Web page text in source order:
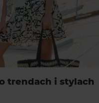
trendach i stylach